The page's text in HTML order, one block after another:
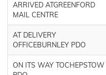
ARRIVED ATGREENFORD
MAIL CENTRE
AT DELIVERY
OFFICEBURNLEY PDO
ON ITS WAY TOCHEPSTOW